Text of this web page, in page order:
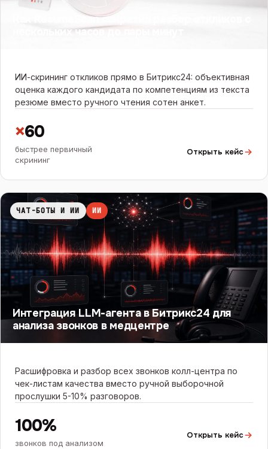
Как ResumeScan сократил разбор откликов с
нескольких часов до пары минут
ИИ-скрининг откликов прямо в Битрикс24: объективная
оценка каждого кандидата по компетенциям из текста
резюме вместо ручного чтения сотен анкет.
×60
быстрее первичный
скрининг
Открыть кейс
ЧАТ-БОТЫ И ИИ ИИ
Интеграция LLM-агента в Битрикс24 для
анализа звонков в медцентре
Расшифровка и разбор всех звонков колл-центра по
чек-листам качества вместо ручной выборочной
прослушки 5-10% разговоров.
100%
звонков под анализом
Открыть кейс